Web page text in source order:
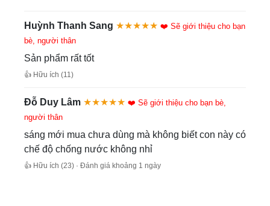
Huỳnh Thanh Sang ★★★★★ ❤️ Sẽ giới thiệu cho bạn
bè, người thân
Sản phẩm rất tốt
👍 Hữu ích (11)
Đỗ Duy Lâm ★★★★★ ❤️ Sẽ giới thiệu cho bạn bè,
người thân
sáng mới mua chưa dùng mà không biết con này có
chế độ chống nước không nhỉ
👍 Hữu ích (23) · Đánh giá khoảng 1 ngày